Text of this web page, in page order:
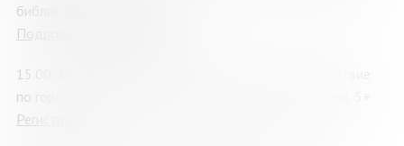
библиотеки (МОДЮБ)
Подробнее о мероприятии
15.00-16.00 «Разноцветный калейдоскоп»: путешествие
по городам Мурманской области, игровая программа, 5+
Регистрация